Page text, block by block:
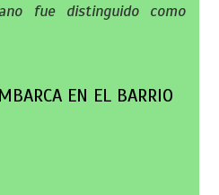
fue distinguido como
EN EL BARRIO